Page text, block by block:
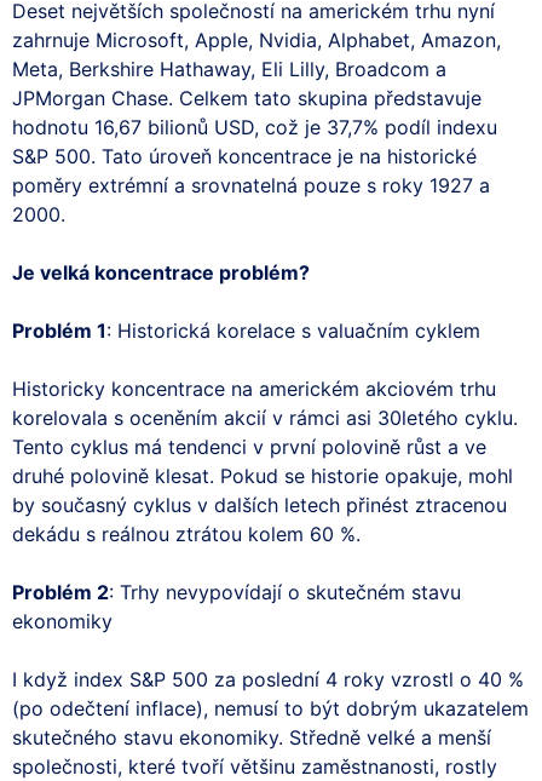
Deset největších společností na americkém trhu nyní
zahrnuje Microsoft, Apple, Nvidia, Alphabet, Amazon,
Meta, Berkshire Hathaway, Eli Lilly, Broadcom a
JPMorgan Chase. Celkem tato skupina představuje
hodnotu 16,67 bilionů USD, což je 37,7% podíl indexu
S&P 500. Tato úroveň koncentrace je na historické
poměry extrémní a srovnatelná pouze s roky 1927 a
2000.
Je velká koncentrace problém?
Problém 1: Historická korelace s valuačním cyklem
Historicky koncentrace na americkém akciovém trhu
korelovala s oceněním akcií v rámci asi 30letého cyklu.
Tento cyklus má tendenci v první polovině růst a ve
druhé polovině klesat. Pokud se historie opakuje, mohl
by současný cyklus v dalších letech přinést ztracenou
dekádu s reálnou ztrátou kolem 60 %.
Problém 2: Trhy nevypovídají o skutečném stavu
ekonomiky
I když index S&P 500 za poslední 4 roky vzrostl o 40 %
(po odečtení inflace), nemusí to být dobrým ukazatelem
skutečného stavu ekonomiky. Středně velké a menší
společnosti, které tvoří většinu zaměstnanosti, rostly